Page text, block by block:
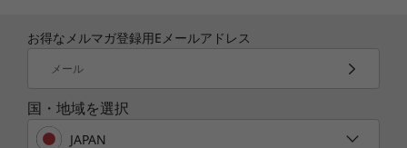
信頼性と高品質の設計
VシリーズノートPCは、信頼性と耐久性のために
実際の使用状況を想定した厳しい品質テストを繰
お得なメルマガ登録用Eメールアドレス
メール
国・地域を選択
JAPAN